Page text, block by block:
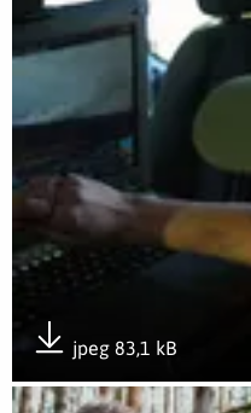
jpeg 83,1 kB
Otwórz załącznik 2LBOT - 7